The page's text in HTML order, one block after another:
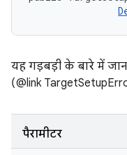
यह गड़बड़ी के बारे में
(@link
पैरामीटर